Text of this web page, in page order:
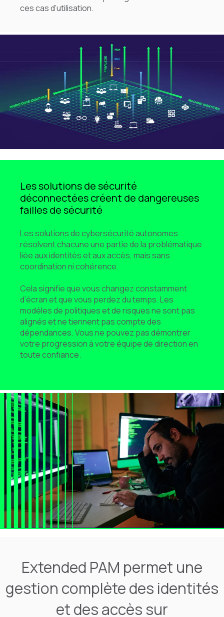
ces cas d’utilisation.
Les solutions de sécurité
déconnectées créent de dangereuses
failles de sécurité
Les solutions de cybersécurité autonomes
résolvent chacune une partie de la problématique
liée aux identités et aux accès, mais sans
coordination ni cohérence.
Cela signifie que vous changez constamment
d’écran et que vous perdez du temps. Les
modèles de politiques et de risques ne sont pas
alignés et ne tiennent pas compte des
dépendances. Vous ne pouvez pas démontrer
votre progression à votre équipe de direction en
toute confiance.
Extended PAM permet une
gestion complète des identités
et des accès sur